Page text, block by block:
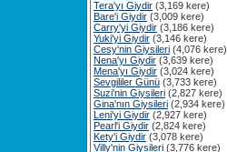
Tera'yı Giydir (3,169 kere)
Bare'i Giydir (3,009 kere)
Carry'yi Giydir (3,186 kere)
Yuki'yi Giydir (3,146 kere)
Cesy'nin Giysileri (4,076 kere)
Nena'yı Giydir (3,639 kere)
Mena'yı Giydir (3,024 kere)
Sevgililer Günü (3,733 kere)
Suzi'nin Giysileri (2,827 kere)
Gina'nın Giysileri (2,934 kere)
Leni'yi Giydir (2,927 kere)
Pearl'i Giydir (2,824 kere)
Kety'i Giydir (3,078 kere)
Villy'nin Giysileri (3,776 kere)